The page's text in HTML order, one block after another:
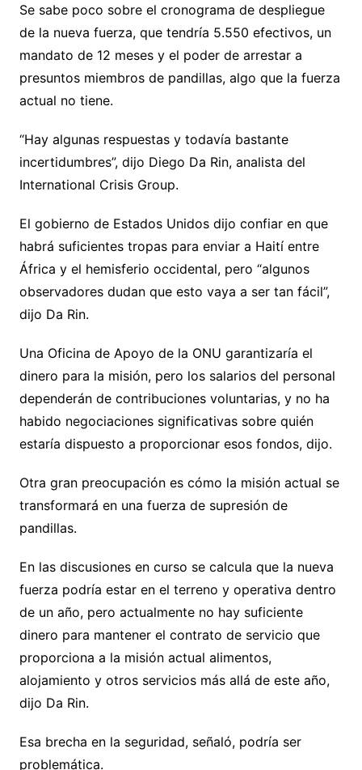
Se sabe poco sobre el cronograma de despliegue
de la nueva fuerza, que tendría 5.550 efectivos, un
mandato de 12 meses y el poder de arrestar a
presuntos miembros de pandillas, algo que la fuerza
actual no tiene.
“Hay algunas respuestas y todavía bastante
incertidumbres”, dijo Diego Da Rin, analista del
International Crisis Group.
El gobierno de Estados Unidos dijo confiar en que
habrá suficientes tropas para enviar a Haití entre
África y el hemisferio occidental, pero “algunos
observadores dudan que esto vaya a ser tan fácil”,
dijo Da Rin.
Una Oficina de Apoyo de la ONU garantizaría el
dinero para la misión, pero los salarios del personal
dependerán de contribuciones voluntarias, y no ha
habido negociaciones significativas sobre quién
estaría dispuesto a proporcionar esos fondos, dijo.
Otra gran preocupación es cómo la misión actual se
transformará en una fuerza de supresión de
pandillas.
En las discusiones en curso se calcula que la nueva
fuerza podría estar en el terreno y operativa dentro
de un año, pero actualmente no hay suficiente
dinero para mantener el contrato de servicio que
proporciona a la misión actual alimentos,
alojamiento y otros servicios más allá de este año,
dijo Da Rin.
Esa brecha en la seguridad, señaló, podría ser
problemática.